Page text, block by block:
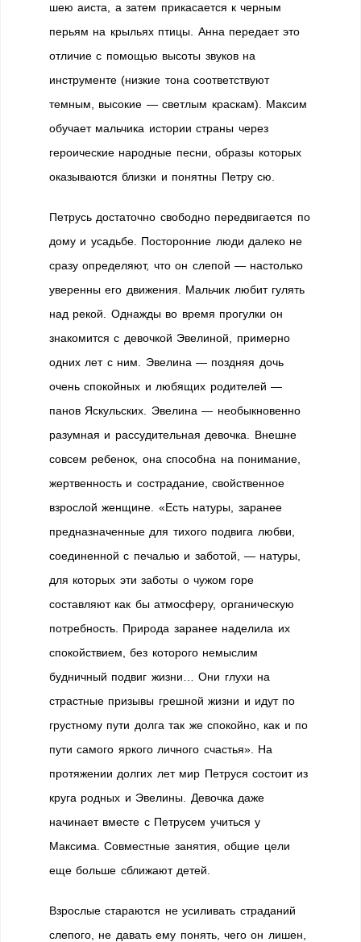
шею аиста, а затем прикасается к черным
перьям на крыльях птицы. Анна передает это
отличие с помощью высоты звуков на
инструменте (низкие тона соответствуют
темным, высокие — светлым краскам). Максим
обучает мальчика истории страны через
героические народные песни, образы которых
оказываются близки и понятны Петру сю.
Петрусь достаточно свободно передвигается по
дому и усадьбе. Посторонние люди далеко не
сразу определяют, что он слепой — настолько
уверенны его движения. Мальчик любит гулять
над рекой. Однажды во время прогулки он
знакомится с девочкой Эвелиной, примерно
одних лет с ним. Эвелина — поздняя дочь
очень спокойных и любящих родителей —
панов Яскульских. Эвелина — необыкновенно
разумная и рассудительная девочка. Внешне
совсем ребенок, она способна на понимание,
жертвенность и сострадание, свойственное
взрослой женщине. «Есть натуры, заранее
предназначенные для тихого подвига любви,
coединенной с печалью и заботой, — натуры,
для которых эти заботы о чужом горе
составляют как бы атмосферу, органическую
потребность. Природа заранее наделила их
спокойствием, без которого немыслим
будничный подвиг жизни… Они глухи на
страстные призывы грешной жизни и идут по
грустному пути долга так же спокойно, как и по
пути самого яркого личного счастья». На
протяжении долгих лет мир Петруся состоит из
круга родных и Эвелины. Девочка даже
начинает вместе с Петрусем учиться у
Максима. Совместные занятия, общие цели
еще больше сближают детей.
Взрослые стараются не усиливать страданий
слепого, не давать ему понять, чего он лишен,